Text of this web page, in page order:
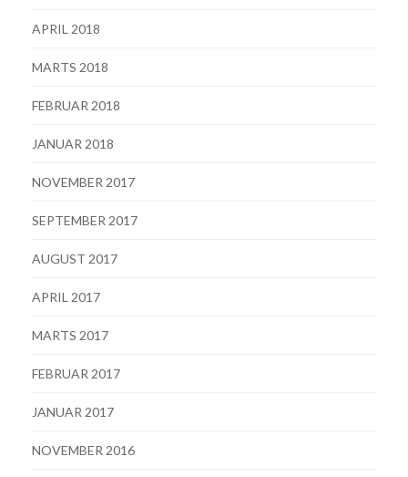
APRIL 2018
MARTS 2018
FEBRUAR 2018
JANUAR 2018
NOVEMBER 2017
SEPTEMBER 2017
AUGUST 2017
APRIL 2017
MARTS 2017
FEBRUAR 2017
JANUAR 2017
NOVEMBER 2016